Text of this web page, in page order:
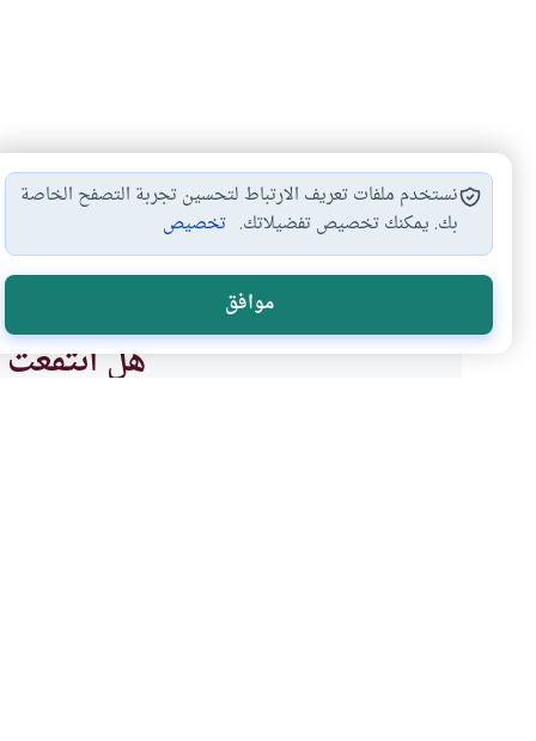
هل انتفعت
نستخدم ملفات تعريف الارتباط لتحسين تجربة التصفح الخاصة
بك. يمكنك تخصيص تفضيلاتك. تخصيص
موافق